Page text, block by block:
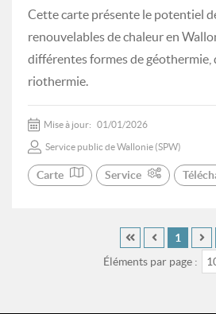
Cette carte présente le potentiel
renouvelables de chaleur en
différentes formes de géothermie,
riothermie.
Mise à jour: 01/01/2026
Service public de Wallonie (SPW)
Carte Service
Éléments par page :
1